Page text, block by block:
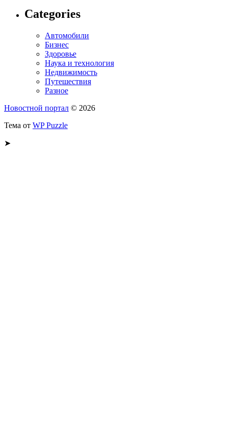
Categories
Автомобили
Бизнес
Здоровье
Наука и технология
Недвижимость
Путешествия
Разное
Новостной портал © 2026
Тема от WP Puzzle
➤